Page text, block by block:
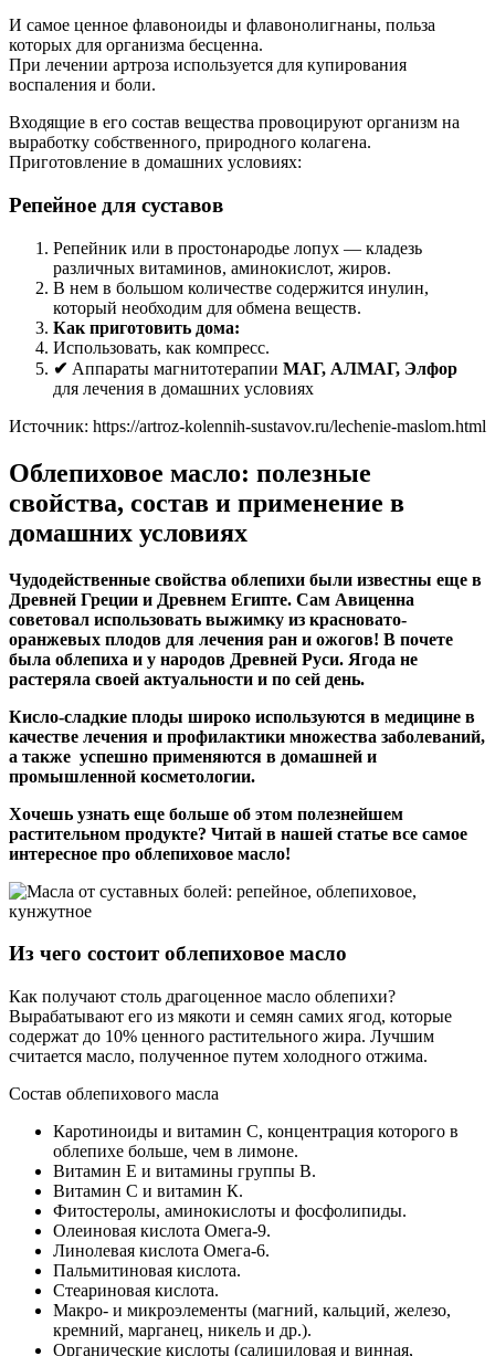
И самое ценное флавоноиды и флавонолигнаны, польза
которых для организма бесценна.
При лечении артроза используется для купирования
воспаления и боли.
Входящие в его состав вещества провоцируют организм на
выработку собственного, природного колагена.
Приготовление в домашних условиях:
Репейное для суставов
Репейник или в простонародье лопух — кладезь
различных витаминов, аминокислот, жиров.
В нем в большом количестве содержится инулин,
который необходим для обмена веществ.
Как приготовить дома:
Использовать, как компресс.
✔ Аппараты магнитотерапии МАГ, АЛМАГ, Элфор
для лечения в домашних условиях
Источник: https://artroz-kolennih-sustavov.ru/lechenie-maslom.html
Облепиховое масло: полезные
свойства, состав и применение в
домашних условиях
Чудодейственные свойства облепихи были известны еще в
Древней Греции и Древнем Египте. Сам Авиценна
советовал использовать выжимку из красновато-
оранжевых плодов для лечения ран и ожогов! В почете
была облепиха и у народов Древней Руси. Ягода не
растеряла своей актуальности и по сей день.
Кисло-сладкие плоды широко используются в медицине в
качестве лечения и профилактики множества заболеваний,
а также успешно применяются в домашней и
промышленной косметологии.
Хочешь узнать еще больше об этом полезнейшем
растительном продукте? Читай в нашей статье все самое
интересное про облепиховое масло!
Из чего состоит облепиховое масло
Как получают столь драгоценное масло облепихи?
Вырабатывают его из мякоти и семян самих ягод, которые
содержат до 10% ценного растительного жира. Лучшим
считается масло, полученное путем холодного отжима.
Состав облепихового масла
Каротиноиды и витамин С, концентрация которого в
облепихе больше, чем в лимоне.
Витамин Е и витамины группы В.
Витамин С и витамин К.
Фитостеролы, аминокислоты и фосфолипиды.
Олеиновая кислота Омега-9.
Линолевая кислота Омега-6.
Пальмитиновая кислота.
Стеариновая кислота.
Макро- и микроэлементы (магний, кальций, железо,
кремний, марганец, никель и др.).
Органические кислоты (салициловая и винная,